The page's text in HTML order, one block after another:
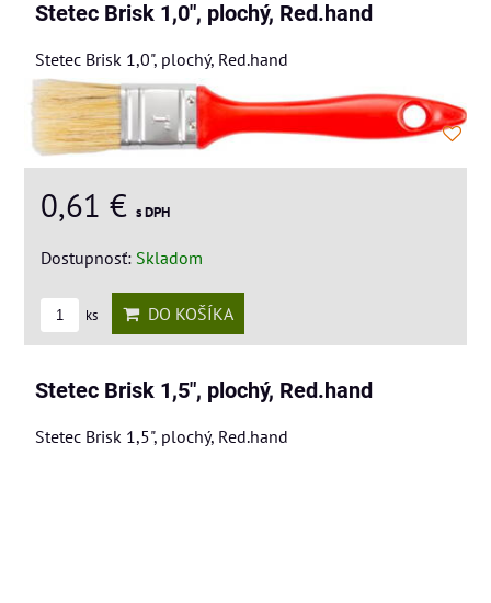
Stetec Brisk 1,0", plochý, Red.hand
Stetec Brisk 1,0", plochý, Red.hand
0,61 € s DPH
Dostupnosť: Skladom
ks DO KOŠÍKA
Stetec Brisk 1,5", plochý, Red.hand
Stetec Brisk 1,5", plochý, Red.hand